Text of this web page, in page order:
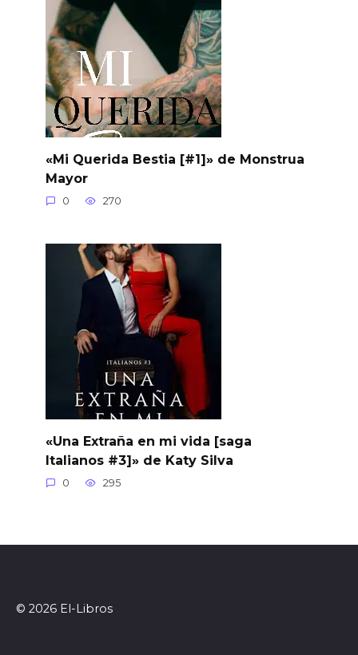
«Mi Querida Bestia [#1]» de Monstrua
Mayor
0 270
«Una Extraña en mi vida [saga
Italianos #3]» de Katy Silva
0 295
© 2026 El-Libros